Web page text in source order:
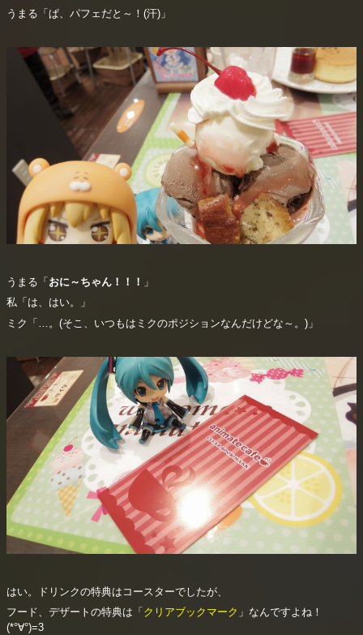
うまる「ぱ、パフェだと～！(汗)」
うまる「 おに～ちゃん！！！ 」
私「は、はい。」
ミク「…。(そこ、いつもはミクのポジションなんだけどな～。)」
はい。ドリンクの特典はコースターでしたが、
フード、デザートの特典は「 クリアブックマーク 」なんですよね！
(*°∀°)=3